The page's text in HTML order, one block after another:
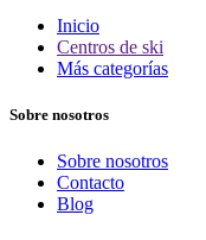
Inicio
Centros de ski
Más categorías
Sobre nosotros
Sobre nosotros
Contacto
Blog